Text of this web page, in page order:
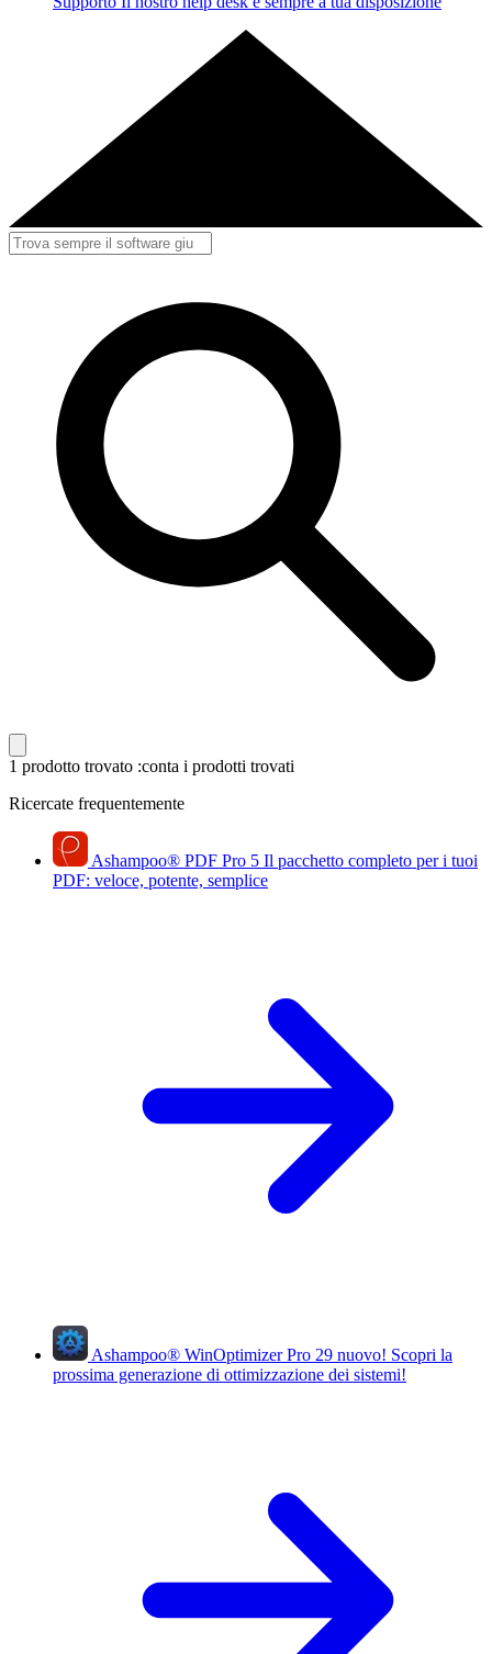
1 prodotto trovato :conta i prodotti trovati
Ricercate frequentemente
Ashampoo® PDF Pro 5 Il pacchetto completo per i tuoi
PDF: veloce, potente, semplice
Ashampoo® WinOptimizer Pro 29 nuovo! Scopri la
prossima generazione di ottimizzazione dei sistemi!